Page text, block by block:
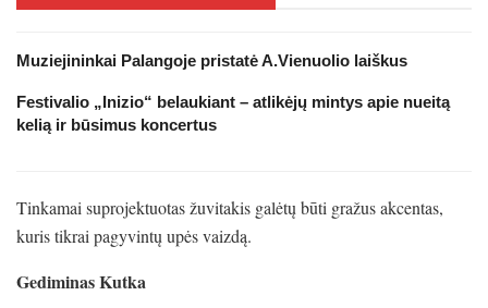
Muziejininkai Palangoje pristatė A.Vienuolio laiškus
Festivalio „Inizio“ belaukiant – atlikėjų mintys apie nueitą
kelią ir būsimus koncertus
Tinkamai suprojektuotas žuvitakis galėtų būti gražus akcentas,
kuris tikrai pagyvintų upės vaizdą.
Gediminas Kutka